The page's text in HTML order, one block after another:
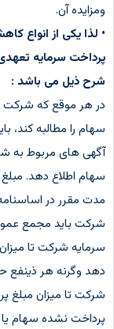
ومزایده آن.
• لذا یکی از انواع
پرداخت سرمایه
شرح ذیل می باشد :
در هر موقع که شرکت
سهام را مطالبه کند،
آگهی های مربوط به
سهام اطلاع دهد.
مدت مقرر در
شرکت باید مجمع
سرمایه شرکت تا
دهد وگرنه هر
شرکت تا میزان مبلغ
پرداخت نشده سهام یا